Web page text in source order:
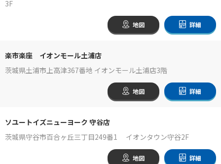
3F
地図 詳細
楽市楽座 イオンモール土浦店
茨城県土浦市上高津367番地 イオンモール土浦店3階
地図 詳細
ソユートイズニューヨーク 守谷店
茨城県守谷市百合ヶ丘三丁目249番1 イオンタウン守谷2F
地図 詳細